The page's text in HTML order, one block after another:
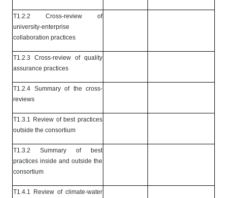
T1.2.2 Cross-review of
university-enterprise
collaboration practices
T1.2.3 Cross-review of quality
assurance practices
T1.2.4 Summary of the cross-
reviews
T1.3.1 Review of best practices
outside the consortium
T1.3.2 Summary of best
practices inside and outside the
consortium
T1.4.1 Review of climate-water